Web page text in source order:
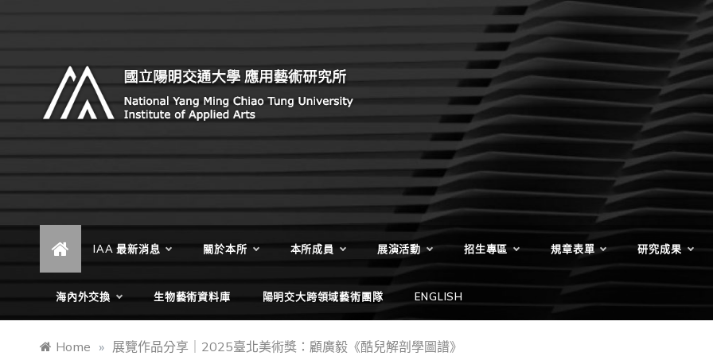
國立陽明交通大學 應用藝術研
究所
Institute of Applied Arts, National Yang Ming Chiao
IAA 最新消息 關於本所 本所成員 展演活動 招生專區 規章表單 研究成果
海內外交換 生物藝術資料庫 陽明交大跨領域藝術團隊 ENGLISH
Home » 展覽作品分享｜2025臺北美術獎：顧廣毅《酷兒解剖學圖譜》